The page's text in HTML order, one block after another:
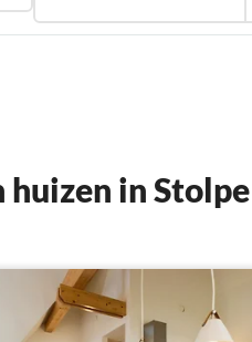
in